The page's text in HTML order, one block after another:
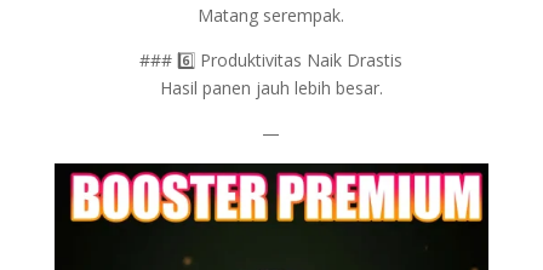
Matang serempak.
### 6️⃣ Produktivitas Naik Drastis
Hasil panen jauh lebih besar.
—